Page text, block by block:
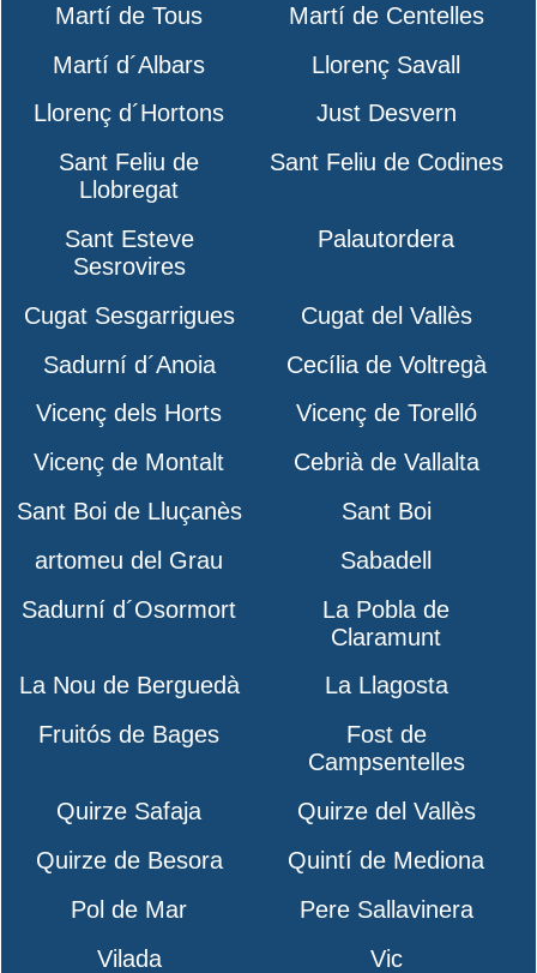
Martí de Tous
Martí de Centelles
Martí d´Albars
Llorenç Savall
Llorenç d´Hortons
Just Desvern
Sant Feliu de
Llobregat
Sant Feliu de Codines
Sant Esteve
Sesrovires
Palautordera
Cugat Sesgarrigues
Cugat del Vallès
Sadurní d´Anoia
Cecília de Voltregà
Vicenç dels Horts
Vicenç de Torelló
Vicenç de Montalt
Cebrià de Vallalta
Sant Boi de Lluçanès
Sant Boi
artomeu del Grau
Sabadell
Sadurní d´Osormort
La Pobla de
Claramunt
La Nou de Berguedà
La Llagosta
Fruitós de Bages
Fost de
Campsentelles
Quirze Safaja
Quirze del Vallès
Quirze de Besora
Quintí de Mediona
Pol de Mar
Pere Sallavinera
Vilada
Vic